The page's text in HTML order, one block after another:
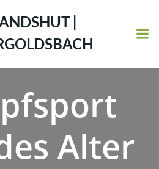
Inhalt
springen
|
Alter